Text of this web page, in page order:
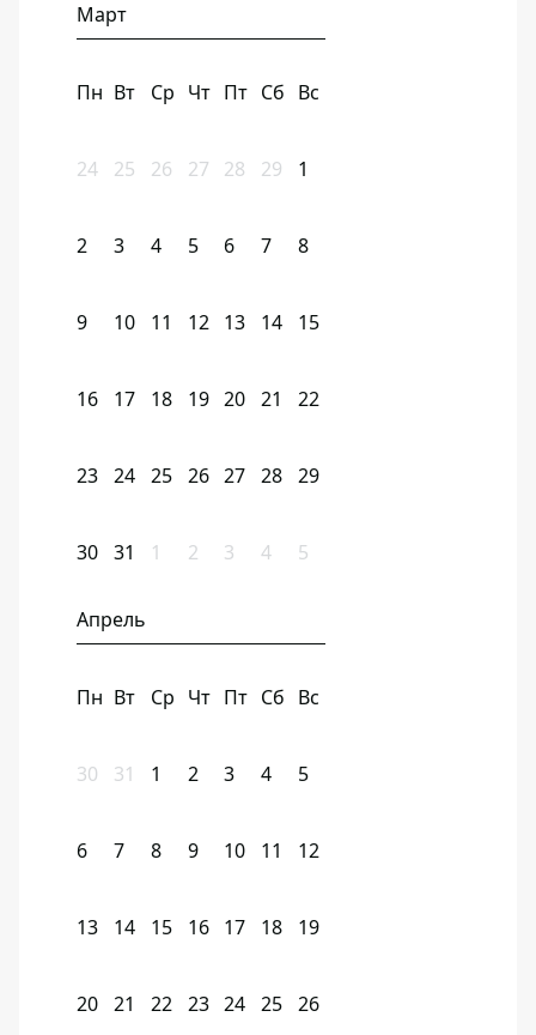
Март
Пн Вт Ср Чт Пт Сб Вс
24 25 26 27 28 29 1
2 3 4 5 6 7 8
9 10 11 12 13 14 15
16 17 18 19 20 21 22
23 24 25 26 27 28 29
30 31 1 2 3 4 5
Апрель
Пн Вт Ср Чт Пт Сб Вс
30 31 1 2 3 4 5
6 7 8 9 10 11 12
13 14 15 16 17 18 19
20 21 22 23 24 25 26